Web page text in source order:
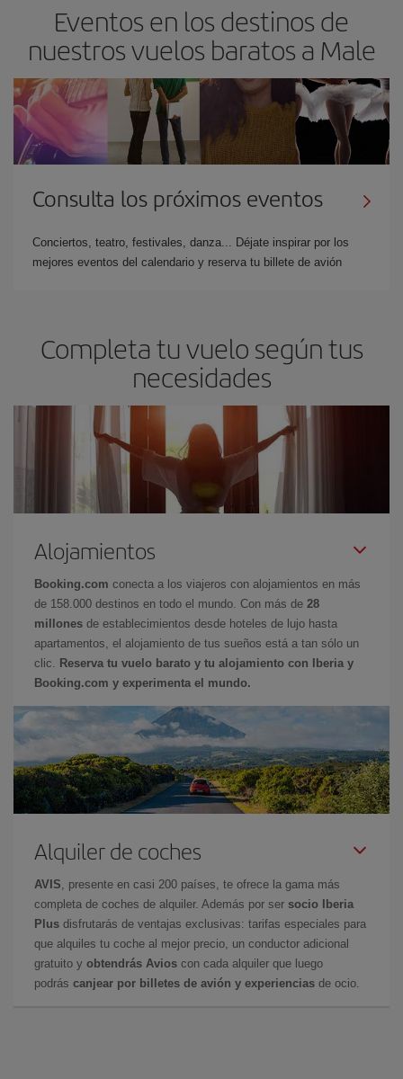
Eventos en los destinos de
nuestros vuelos baratos a Male
Consulta los próximos eventos
Conciertos, teatro, festivales, danza... Déjate inspirar por los
mejores eventos del calendario y reserva tu billete de avión
Completa tu vuelo según tus
necesidades
Alojamientos
Booking.com conecta a los viajeros con alojamientos en más
de 158.000 destinos en todo el mundo. Con más de 28
millones de establecimientos desde hoteles de lujo hasta
apartamentos, el alojamiento de tus sueños está a tan sólo un
clic.
Reserva tu vuelo barato y tu alojamiento con Iberia y
Booking.com y experimenta el mundo.
Alquiler de coches
AVIS , presente en casi 200 países, te ofrece la gama más
completa de coches de alquiler. Además por ser socio Iberia
Plus disfrutarás de ventajas exclusivas: tarifas especiales para
que alquiles tu coche al mejor precio, un conductor adicional
gratuito y obtendrás Avios con cada alquiler que luego
podrás canjear por billetes de avión y experiencias de ocio.